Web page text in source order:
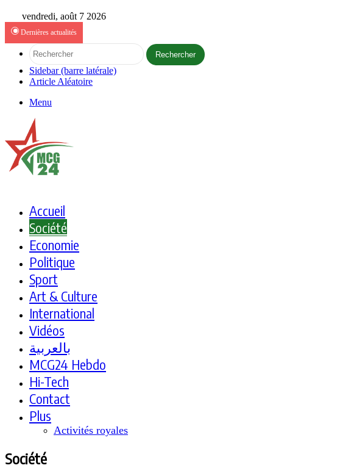
vendredi, août 7 2026
Dernières actualités
Rechercher
Sidebar (barre latérale)
Article Aléatoire
Menu
Accueil
Société
Economie
Politique
Sport
Art & Culture
International
Vidéos
بالعربية
MCG24 Hebdo
Hi-Tech
Contact
Plus
Activités royales
Société